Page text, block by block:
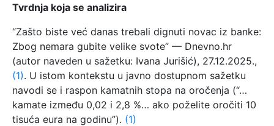
Tvrdnja koja se analizira
“Zašto biste već danas trebali dignuti novac iz banke:
Zbog nemara gubite velike svote” — Dnevno.hr
(autor naveden u sažetku: Ivana Jurišić), 27.12.2025.,
(1). U istom kontekstu u javno dostupnom sažetku
navodi se i raspon kamatnih stopa na oročenja (“…
kamate između 0,02 i 2,8 %… ako poželite oročiti 10
tisuća eura na godinu”). (1)